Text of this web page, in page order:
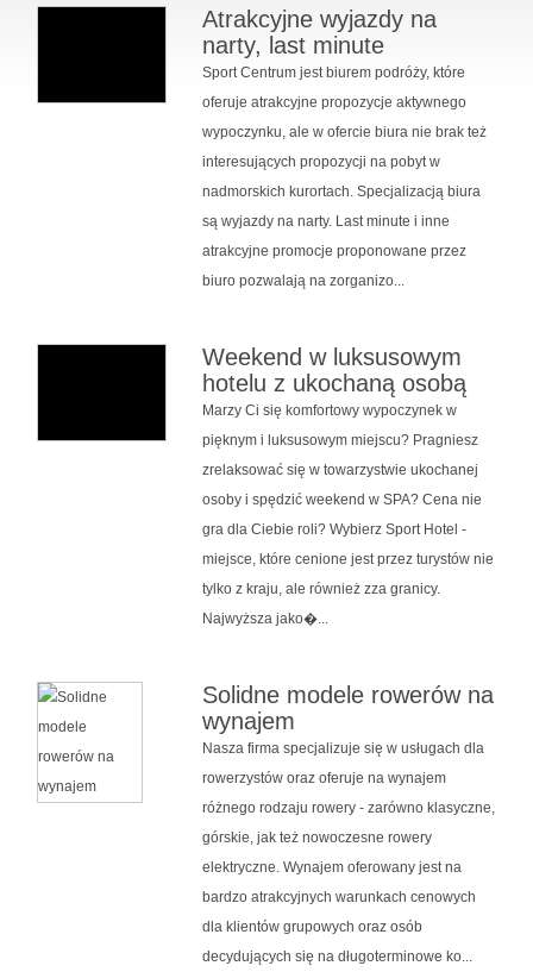
Atrakcyjne wyjazdy na
narty, last minute
Sport Centrum jest biurem podróży, które
oferuje atrakcyjne propozycje aktywnego
wypoczynku, ale w ofercie biura nie brak też
interesujących propozycji na pobyt w
nadmorskich kurortach. Specjalizacją biura
są wyjazdy na narty. Last minute i inne
atrakcyjne promocje proponowane przez
biuro pozwalają na zorganizo...
Weekend w luksusowym
hotelu z ukochaną osobą
Marzy Ci się komfortowy wypoczynek w
pięknym i luksusowym miejscu? Pragniesz
zrelaksować się w towarzystwie ukochanej
osoby i spędzić weekend w SPA? Cena nie
gra dla Ciebie roli? Wybierz Sport Hotel -
miejsce, które cenione jest przez turystów nie
tylko z kraju, ale również zza granicy.
Najwyższa jako�...
Solidne modele rowerów na
wynajem
Nasza firma specjalizuje się w usługach dla
rowerzystów oraz oferuje na wynajem
różnego rodzaju rowery - zarówno klasyczne,
górskie, jak też nowoczesne rowery
elektryczne. Wynajem oferowany jest na
bardzo atrakcyjnych warunkach cenowych
dla klientów grupowych oraz osób
decydujących się na długoterminowe ko...